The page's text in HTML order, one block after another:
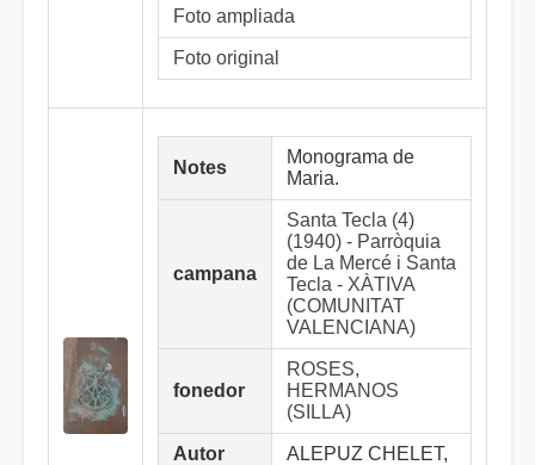
Foto ampliada
Foto original
Notes
Monograma de
Maria.
campana
Santa Tecla (4)
(1940) - Parròquia
de La Mercé i Santa
Tecla - XÀTIVA
(COMUNITAT
VALENCIANA)
fonedor
ROSES,
HERMANOS
(SILLA)
Autor ALEPUZ CHELET,